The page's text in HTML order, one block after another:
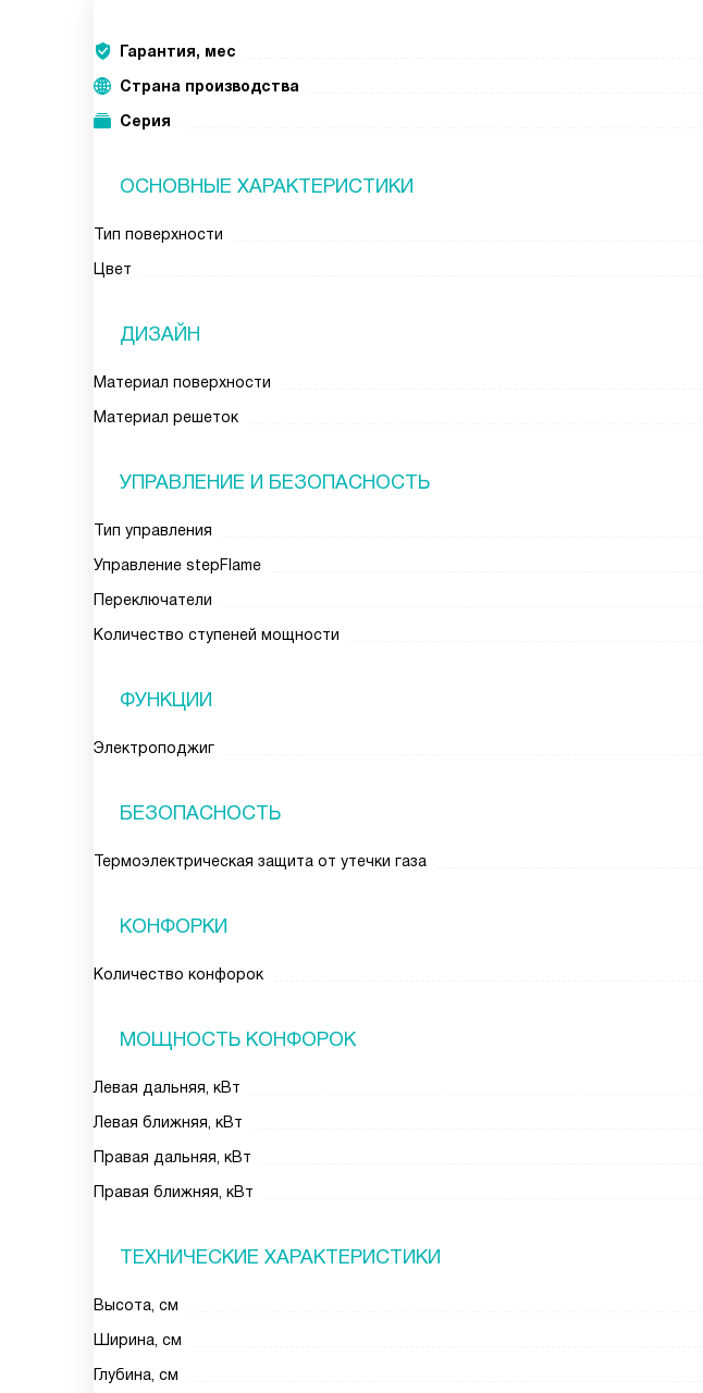
Гарантия, мес
Страна производства
Серия
ОСНОВНЫЕ ХАРАКТЕРИСТИКИ
Тип поверхности
Цвет
ДИЗАЙН
Материал поверхности
Материал решеток
УПРАВЛЕНИЕ И БЕЗОПАСНОСТЬ
Тип управления
Управление stepFlame
Переключатели
Количество ступеней мощности
ФУНКЦИИ
Электроподжиг
БЕЗОПАСНОСТЬ
Термоэлектрическая защита от утечки газа
КОНФОРКИ
Количество конфорок
МОЩНОСТЬ КОНФОРОК
Левая дальняя, кВт
Левая ближняя, кВт
Правая дальняя, кВт
Правая ближняя, кВт
ТЕХНИЧЕСКИЕ ХАРАКТЕРИСТИКИ
Высота, см
Ширина, см
Глубина, см